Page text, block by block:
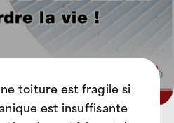
toiture est fragile si
est insuffisante